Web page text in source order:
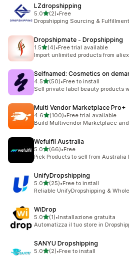
LZdropshipping
5.0별 5개 중
(2)
총 리뷰 2개
•Free
Dropshipping Sourcing &
Dropshipmate ‑ Dropshipping
1.5별 5개 중
(4)
총 리뷰 4개
•Free trial available
Import unlimited products from
Selfnamed: Cosmetics on
4.5별 5개 중
(50)
총 리뷰 50개
•Free to install
Sell private label beauty products
Multi Vendor Marketplace Pro+
4.6별 5개 중
(100)
총 리뷰 100개
•Free trial available
Build Multivendor Marketplace
Wefulfil Australia
5.0별 5개 중
(66)
총 리뷰 66개
•Free
Pick Products to sell from Australia
UnifyDropshipping
5.0별 5개 중
(25)
총 리뷰 25개
•Free to install
Reliable UnifyDropshipping &
WiDrop
5.0별 5개 중
(1)
총 리뷰 1개
•Installazione gratuita
Automatizza il tuo store in
SANYU Dropshipping
5.0별 5개 중
(2)
총 리뷰 2개
•Free to install